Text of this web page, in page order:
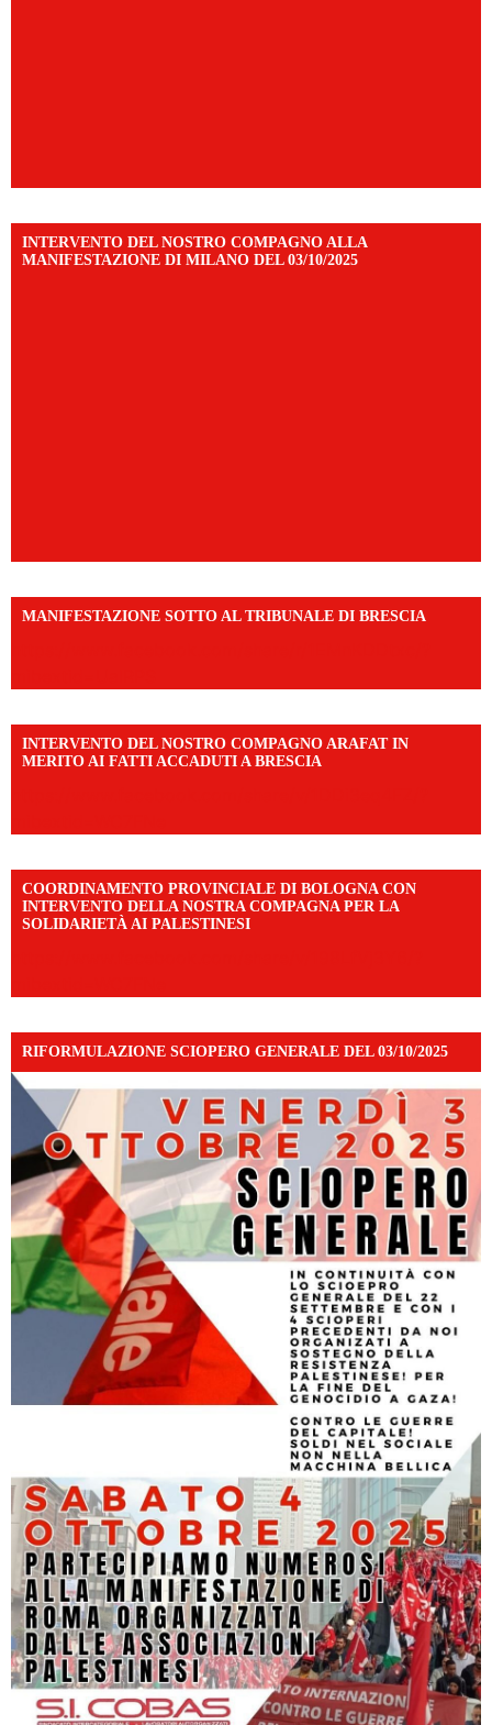
INTERVENTO DEL NOSTRO COMPAGNO ALLA
MANIFESTAZIONE DI MILANO DEL 03/10/2025
MANIFESTAZIONE SOTTO AL TRIBUNALE DI BRESCIA
INTERVENTO DEL NOSTRO COMPAGNO ARAFAT IN
MERITO AI FATTI ACCADUTI A BRESCIA
COORDINAMENTO PROVINCIALE DI BOLOGNA CON
INTERVENTO DELLA NOSTRA COMPAGNA PER LA
SOLIDARIETÀ AI PALESTINESI
RIFORMULAZIONE SCIOPERO GENERALE DEL 03/10/2025